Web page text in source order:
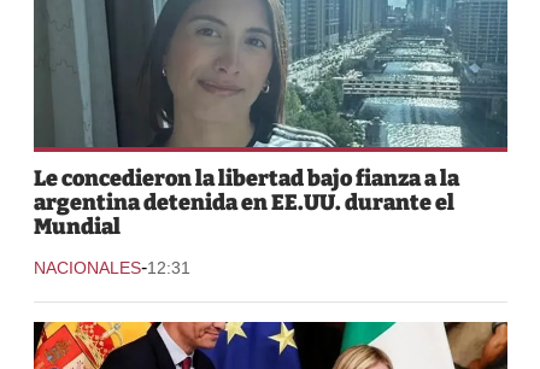
Le concedieron la libertad bajo fianza a la
argentina detenida en EE.UU. durante el
Mundial
NACIONALES-12:31